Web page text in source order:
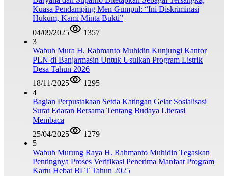
Kuasa Pendamping Men Gumpul: “Ini Diskriminasi
Hukum, Kami Minta Bukti”
04/09/2025
1357
3
Wabub Mura H. Rahmanto Muhidin Kunjungi Kantor
PLN di Banjarmasin Untuk Usulkan Program Listrik
Desa Tahun 2026
18/11/2025
1295
4
Bagian Perpustakaan Setda Katingan Gelar Sosialisasi
Surat Edaran Bersama Tentang Budaya Literasi
Membaca
25/04/2025
1279
5
Wabub Murung Raya H. Rahmanto Muhidin Tegaskan
Pentingnya Proses Verifikasi Penerima Manfaat Program
Kartu Hebat BLT Tahun 2025